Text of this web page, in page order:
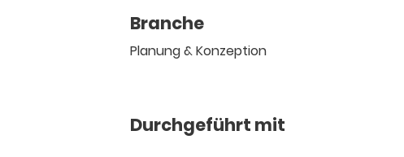
Branche
Planung & Konzeption
Durchgeführt mit